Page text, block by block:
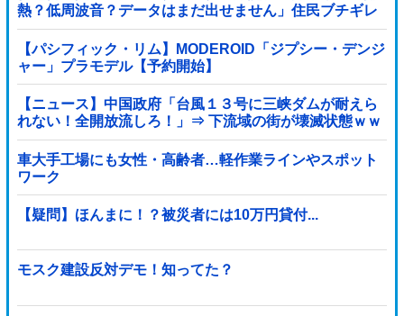
熱？低周波音？データはまだ出せません」住民ブチギレ
【パシフィック・リム】MODEROID「ジプシー・デンジ
ャー」プラモデル【予約開始】
【ニュース】中国政府「台風１３号に三峡ダムが耐えら
れない！全開放流しろ！」⇒ 下流域の街が壊滅状態ｗｗ
ｗｗｗ
車大手工場にも女性・高齢者…軽作業ラインやスポット
ワーク
【疑問】ほんまに！？被災者には10万円貸付...
モスク建設反対デモ！知ってた？